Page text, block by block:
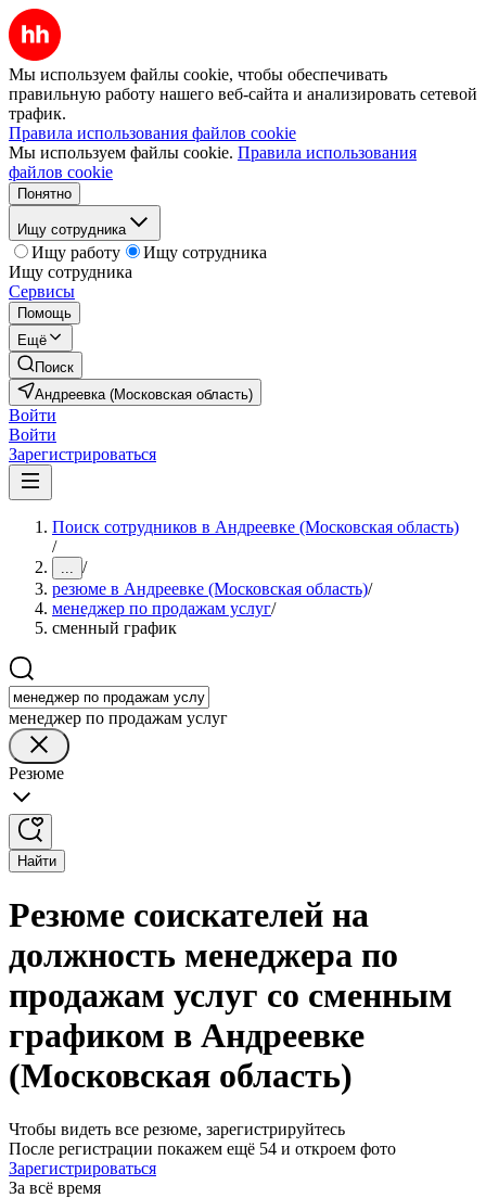
Мы используем файлы cookie, чтобы обеспечивать
правильную работу нашего веб-сайта и анализировать сетевой
трафик.
Правила использования файлов cookie
Мы используем файлы cookie. Правила использования
файлов cookie
Понятно
Ищу сотрудника
Ищу работу
Ищу сотрудника
Ищу сотрудника
Сервисы
Помощь
Ещё
Поиск
Андреевка (Московская область)
Войти
Войти
Зарегистрироваться
Поиск сотрудников в Андреевке (Московская область)
/
... /
резюме в Андреевке (Московская область)/
менеджер по продажам услуг/
сменный график
менеджер по продажам услуг
Резюме
Найти
Резюме соискателей на
должность менеджера по
продажам услуг со сменным
графиком в Андреевке
(Московская область)
Чтобы видеть все резюме, зарегистрируйтесь
После регистрации покажем ещё 54 и откроем фото
Зарегистрироваться
За всё время